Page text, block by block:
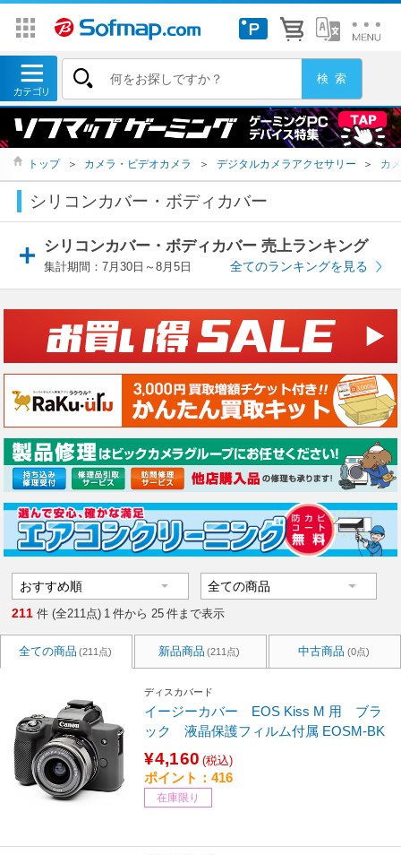
トップ ＞ カメラ・ビデオカメラ ＞ デジタルカメラアクセサリー ＞ カ
シリコンカバー・ボディカバー
シリコンカバー・ボディカバー 売上ランキング
集計期間：7月30日～8月5日 全てのランキングを見る
211 件 (全211点) 1 件から 25 件まで表示
全ての商品 (211点) 新品商品 (211点) 中古商品 (0点)
ディスカバード
イージーカバー EOS Kiss M 用 ブラ
ック 液晶保護フィルム付属 EOSM-BK
¥4,160 (税込)
ポイント：416
在庫限り